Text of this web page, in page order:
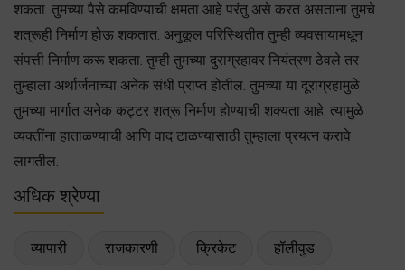
शकता. तुमच्या पैसे कमविण्याची क्षमता आहे परंतु असे करत असताना तुमचे
शत्रूही निर्माण होऊ शकतात. अनुकूल परिस्थितीत तुम्ही व्यवसायामधून
संपत्ती निर्माण करू शकता. तुम्ही तुमच्या दुराग्रहावर नियंत्रण ठेवले तर
तुम्हाला अर्थार्जनाच्या अनेक संधी प्राप्त होतील. तुमच्या या दूराग्रहामुळे
तुमच्या मार्गात अनेक कट्टर शत्रू निर्माण होण्याची शक्यता आहे. त्यामुळे
व्यक्तींना हाताळण्याची आणि वाद टाळण्यासाठी तुम्हाला प्रयत्न करावे
लागतील.
अधिक श्रेण्या
व्यापारी राजकारणी क्रिकेट हॉलीवुड